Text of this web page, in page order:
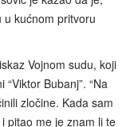
u kućnom pritvoru
Vojnom sudu, koji
Bubanj”. “Na
zločine. Kada sam
pitao me je znam li te